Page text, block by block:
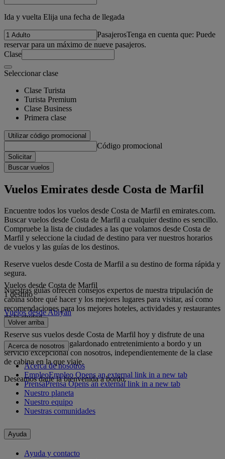
Ida y vuelta Elija una fecha de llegada
PasajerosTenga en cuenta que: Puede
reservar para un máximo de nueve pasajeros.
Clase
Seleccionar clase
Clase Turista
Turista Premium
Clase Business
Primera clase
Utilizar código promocional
Código promocional
Solicitar
Buscar vuelos
Vuelos Emirates desde Costa de Marfil
Encuentre todos los vuelos desde Costa de Marfil en emirates.com.
Buscar vuelos desde Costa de Marfil a cualquier destino es sencillo.
Compruebe la lista de ciudades a las que volamos desde Costa de
Marfil y seleccione la ciudad de destino para ver nuestros horarios
de vuelos y las guías de los destinos.
Reserve vuelos desde Costa de Marfil a su destino de forma rápida y
segura.
Nuestras guías ofrecen consejos expertos de nuestra tripulación de
cabina sobre qué hacer y los mejores lugares para visitar, así como
recomendaciones para los mejores hoteles, actividades y restaurantes
de la ciudad.
Reserve sus vuelos desde Costa de Marfil hoy y disfrute de una
comida gourmet, un galardonado entretenimiento a bordo y un
servicio excepcional con nosotros, independientemente de la clase
de cabina en la que viaje.
Deseamos darle la bienvenida a bordo.
Vuelos desde Costa de Marfil
1 destino
Vuelos desde Abiyán
Volver arriba
Acerca de nosotros
Acerca de nosotros
EmpleoEmpleo Opens an external link in a new tab
PrensaPrensa Opens an external link in a new tab
Nuestro planeta
Nuestro equipo
Nuestras comunidades
Ayuda
Ayuda y contacto